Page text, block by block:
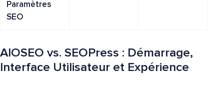
Paramètres
SEO
AIOSEO vs. SEOPress : Démarrage,
Interface Utilisateur et Expérience